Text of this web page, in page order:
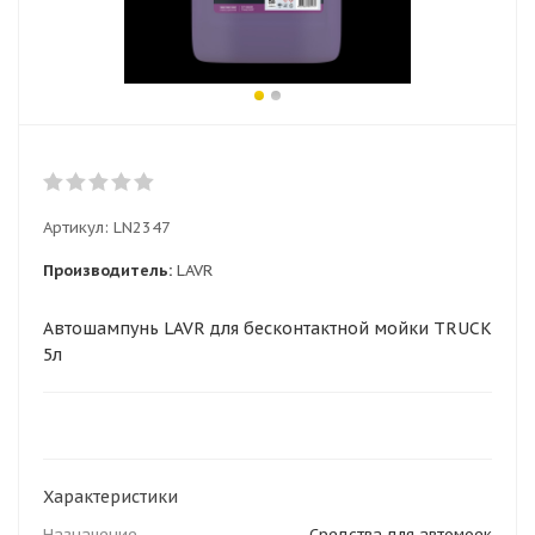
Артикул: LN2347
Производитель: LAVR
Автошампунь LAVR для бесконтактной мойки TRUCK
5л
Характеристики